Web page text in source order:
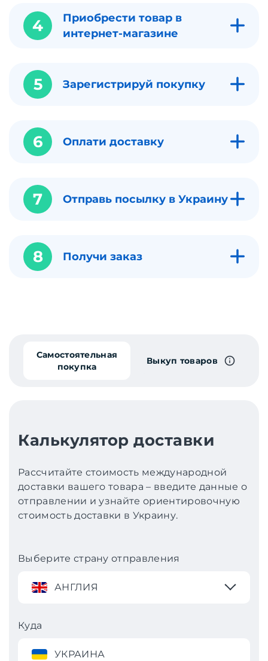
4
Приобрести товар в
интернет-магазине
5 Зарегистрируй покупку
6 Оплати доставку
7 Отправь посылку в Украину
8 Получи заказ
Самостоятельная
покупка
Выкуп товаров
Калькулятор доставки
Рассчитайте стоимость международной
доставки вашего товара – введите данные о
отправлении и узнайте ориентировочную
стоимость доставки в Украину.
Выберите страну отправления
АНГЛИЯ
Куда
УКРАИНА